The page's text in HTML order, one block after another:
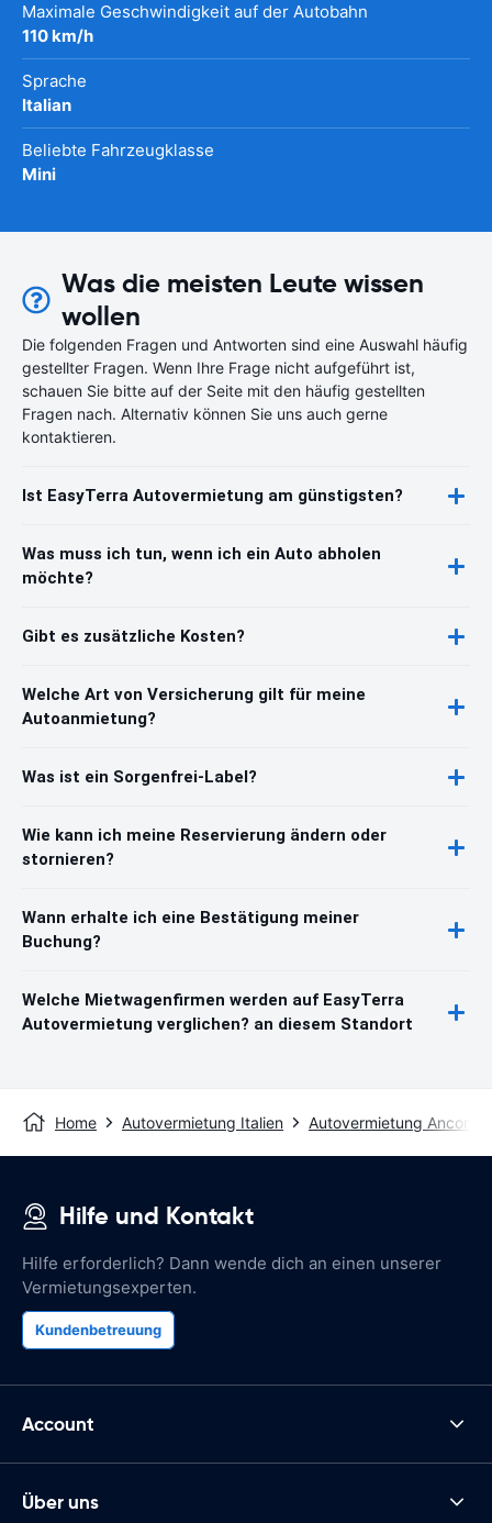
Maximale Geschwindigkeit auf der Autobahn
110 km/h
Sprache
Italian
Beliebte Fahrzeugklasse
Mini
Was die meisten Leute wissen
wollen
Die folgenden Fragen und Antworten sind eine Auswahl häufig
gestellter Fragen. Wenn Ihre Frage nicht aufgeführt ist,
schauen Sie bitte auf der Seite mit den häufig gestellten
Fragen nach. Alternativ können Sie uns auch gerne
kontaktieren.
Ist EasyTerra Autovermietung am günstigsten?
Was muss ich tun, wenn ich ein Auto abholen
möchte?
Gibt es zusätzliche Kosten?
Welche Art von Versicherung gilt für meine
Autoanmietung?
Was ist ein Sorgenfrei-Label?
Wie kann ich meine Reservierung ändern oder
stornieren?
Wann erhalte ich eine Bestätigung meiner
Buchung?
Welche Mietwagenfirmen werden auf EasyTerra
Autovermietung verglichen? an diesem Standort
Home Autovermietung Italien Autovermietung Ancona
Hilfe und Kontakt
Hilfe erforderlich? Dann wende dich an einen unserer
Vermietungsexperten.
Kundenbetreuung
Account
Über uns